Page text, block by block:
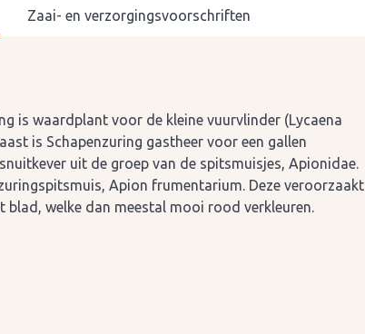
Zaai- en verzorgingsvoorschriften
is waardplant voor de kleine vuurvlinder (Lycaena
is Schapenzuring gastheer voor een gallen
uit de groep van de spitsmuisjes, Apionidae.
Apion frumentarium. Deze veroorzaakt
blad, welke dan meestal mooi rood verkleuren.